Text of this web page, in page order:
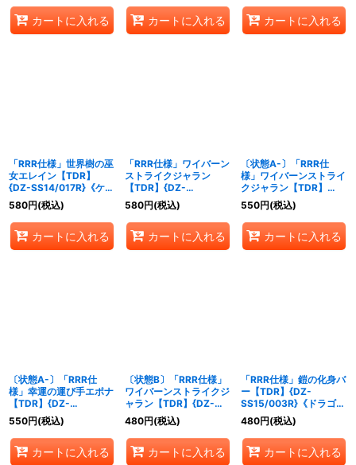
カートに入れる カートに入れる カートに入れる
「RRR仕様」世界樹の巫
女エレイン【TDR】
{DZ-SS14/017R}《ケテ
ルサンクチュアリ》
580円(税込)
カートに入れる
「RRR仕様」ワイバーン
ストライクジャラン
【TDR】{DZ-
SS15/011R}《ドラゴン
エンパイア》
580円(税込)
カートに入れる
〔状態A-〕「RRR仕
様」ワイバーンストライ
クジャラン【TDR】
{DZ-SS15/011R}《ドラ
ゴンエンパイア》
550円(税込)
カートに入れる
〔状態A-〕「RRR仕
様」幸運の運び手エポナ
【TDR】{DZ-
SS14/014R}《ケテルサ
ンクチュアリ》
550円(税込)
カートに入れる
〔状態B〕「RRR仕様」
ワイバーンストライクジ
ャラン【TDR】{DZ-
SS15/011R}《ドラゴン
エンパイア》
480円(税込)
カートに入れる
「RRR仕様」鎧の化身バ
ー【TDR】{DZ-
SS15/003R}《ドラゴン
エンパイア》
480円(税込)
カートに入れる